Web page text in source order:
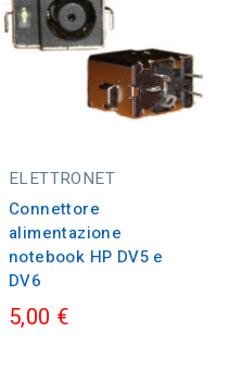
ELETTRONET
Connettore
alimentazione
notebook HP DV5 e
DV6
5,00 €